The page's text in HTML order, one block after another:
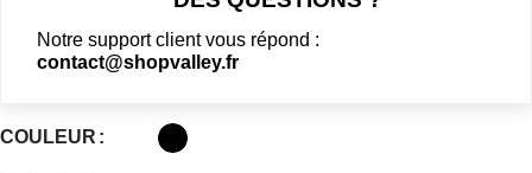
Notre support client vous répond :
contact@shopvalley.fr
COULEUR